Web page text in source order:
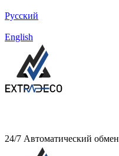
Русский
English
24/7 Автоматический обмен